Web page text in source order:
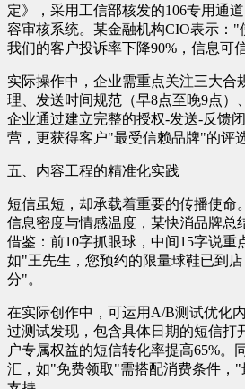
定》，采用工信部核发的106专用通
容审核系统。某金融机构CIO表示："
我们的客户投诉率下降90%，信息可
实际操作中，企业需重点关注三大合
理、发送时间规范（早8点至晚9点）
企业通过建立完整的授权-发送-反馈
营，更获得客户"最受信赖品牌"的评
五、内容工程的精准化实践
短信虽短，却承载着重要的传播使命
信息密度与情感温度，某快消品牌总
借鉴：前10字抓眼球，中间15字说重
如"王先生，您预约的限量球鞋已到
分"。
在实际创作中，可运用A/B测试优化
过测试发现，包含具体日期的短信打
户专属权益的短信转化率提高65%。
汇，如"免费领取"需搭配消费条件，